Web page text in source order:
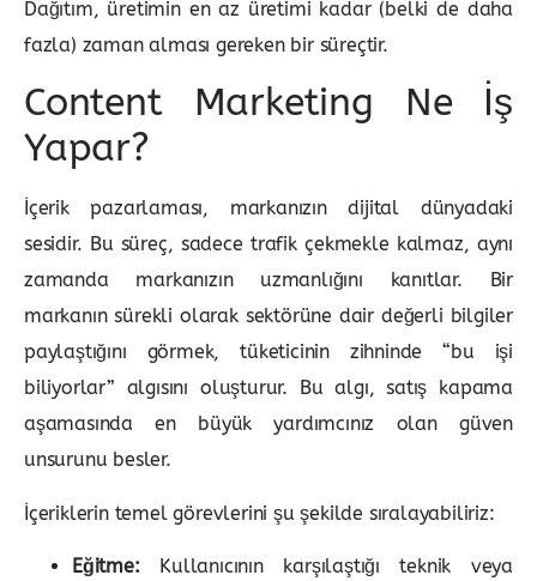
Dağıtım, üretimin en az üretimi kadar (belki de daha
fazla) zaman alması gereken bir süreçtir.
Content Marketing Ne İş
Yapar?
İçerik pazarlaması, markanızın dijital dünyadaki
sesidir. Bu süreç, sadece trafik çekmekle kalmaz, aynı
zamanda markanızın uzmanlığını kanıtlar. Bir
markanın sürekli olarak sektörüne dair değerli bilgiler
paylaştığını görmek, tüketicinin zihninde “bu işi
biliyorlar” algısını oluşturur. Bu algı, satış kapama
aşamasında en büyük yardımcınız olan güven
unsurunu besler.
İçeriklerin temel görevlerini şu şekilde sıralayabiliriz:
Eğitme: Kullanıcının karşılaştığı teknik veya